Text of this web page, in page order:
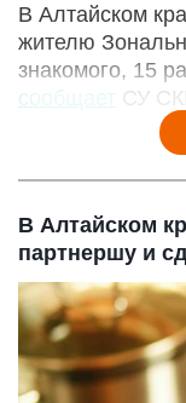
В Алтайском
жителю
знакомого, 15
сообщает
СУ
В Алтайском
партнершу и